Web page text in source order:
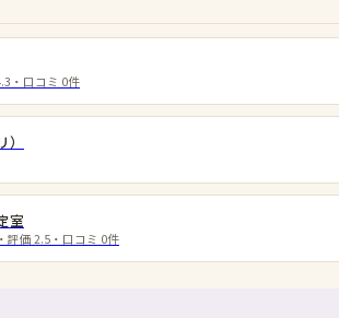
・口コミ 0件
室
・評価 2.5 ・口コミ 0件